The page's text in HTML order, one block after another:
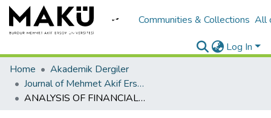
Communities & Collections All
Log In
Home
Akademik Dergiler
Journal of Mehmet Akif Ersoy University Economics and Administrative Sciences Faculty
ANALYSIS OF FINANCIAL RISK PERCEPTIONS ON INVESTMENT DECISIONS OF WOMEN WITH DIFFERENT DEMOGRAPHIC PROFILES